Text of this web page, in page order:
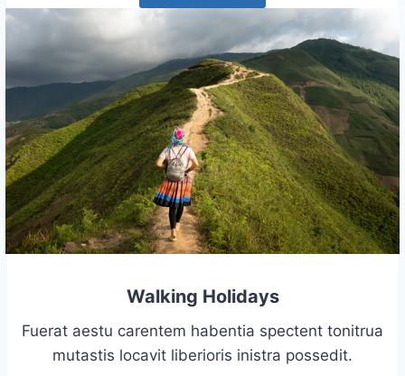
Walking Holidays
Fuerat aestu carentem habentia spectent tonitrua
mutastis locavit liberioris inistra possedit.